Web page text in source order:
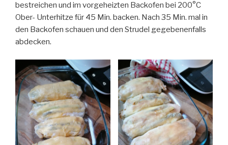
bestreichen und im vorgeheizten Backofen bei 200°C
Ober- Unterhitze für 45 Min. backen. Nach 35 Min. mal in
den Backofen schauen und den Strudel gegebenenfalls
abdecken.